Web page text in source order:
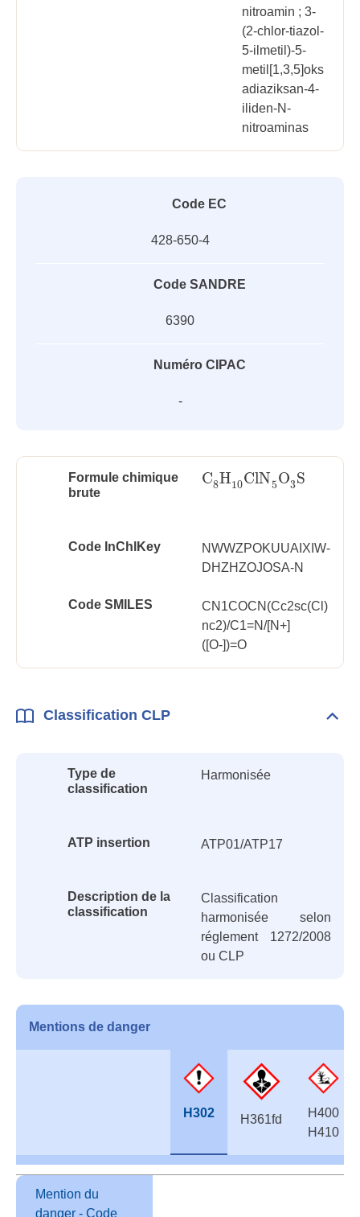
nitroamin ; 3-
(2-chlor-tiazol-
5-ilmetil)-5-
metil[1,3,5]oks
adiaziksan-4-
iliden-N-
nitroaminas
Code EC
428-650-4
Code SANDRE
6390
Numéro CIPAC
-
Formule chimique
brute
C8H10ClN5O3S
C8H10ClN5 O3S
Code InChlKey
NWWZPOKUUAIXIW-
DHZHZOJOSA-N
Code SMILES
CN1COCN(Cc2sc(Cl)
nc2)/C1=N/[N+]
([O-])=O
Classification CLP
Type de
classification
Harmonisée
ATP insertion ATP01/ATP17
Description de la
classification
Classification
harmonisée selon
réglement 1272/2008
ou CLP
Mentions de danger
H302 H361fd
H400
H410
Mention du
danger - Code